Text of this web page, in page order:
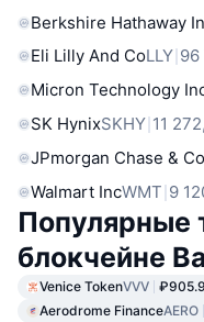
Berkshire Hathaway
Eli Lilly And CoLLY 96
Micron Technology
SK HynixSKHY 11
JPmorgan Chase & Co
Walmart IncWMT 9
Популярные
блокчейне
Venice TokenVVV
Aerodrome FinanceAERO